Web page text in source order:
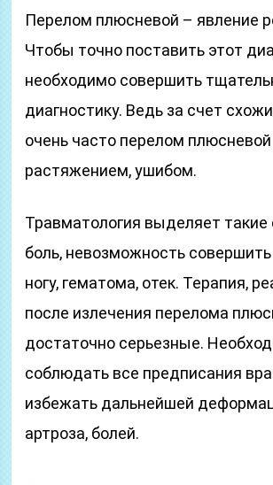
Перелом плюсневой – явление
Чтобы точно поставить этот
необходимо совершить
диагностику. Ведь за счет
очень часто перелом
растяжением, ушибом.
Травматология выделяет
боль, невозможность совершить
ногу, гематома, отек. Терапия,
после излечения перелома
достаточно серьезные.
соблюдать все предписания
избежать дальнейшей
артроза, болей.